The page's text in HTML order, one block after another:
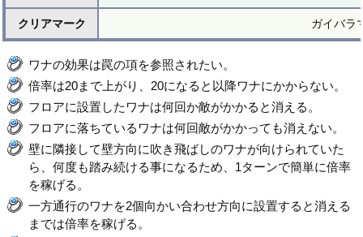
クリアマーク ガイバラ
ワナの効果は罠の項を参照されたい。
倍率は20まで上がり、20になると以降ワナにかからない。
フロアに設置したワナは何回か敵がかかると消える。
フロアに落ちているワナは何回敵がかかっても消えない。
壁に隣接して壁方向に吹き飛ばしのワナが向けられていた
ら、何度も踏み続ける事になるため、1ターンで簡単に倍率
を稼げる。
一方通行のワナを2個向かい合わせ方向に設置すると消える
までは倍率を稼げる。